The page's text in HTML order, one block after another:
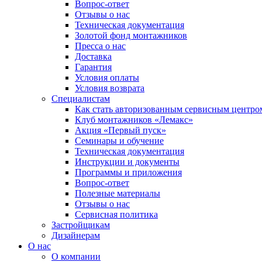
Вопрос-ответ
Отзывы о нас
Техническая документация
Золотой фонд монтажников
Пресса о нас
Доставка
Гарантия
Условия оплаты
Условия возврата
Специалистам
Как стать авторизованным сервисным
Клуб монтажников «Лемакс»
Акция «Первый пуск»
Семинары и обучение
Техническая документация
Инструкции и документы
Программы и приложения
Вопрос-ответ
Полезные материалы
Отзывы о нас
Сервисная политика
Застройщикам
Дизайнерам
О нас
О компании